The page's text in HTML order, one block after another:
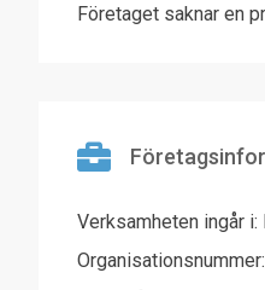
Företaget saknar en
Verksamheten ingår